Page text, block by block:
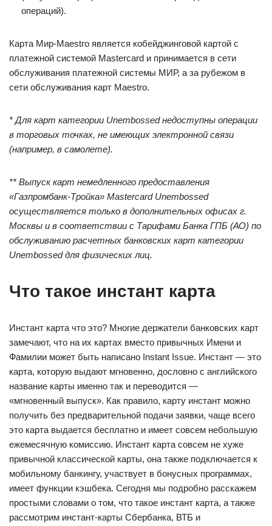
операций).
Карта Мир-Maestro является кобейджинговой картой с
платежной системой Mastercard и принимается в сети
обслуживания платежной системы МИР, а за рубежом в
сети обслуживания карт Maestro.
* Для карт категории Unembossed недоступны операции
в торговых точках, не имеющих электронной связи
(например, в самолете).
** Выпуск карт немедленного предоставления
«Газпромбанк-Тройка» Mastercard Unembossed
осуществляется только в дополнительных офисах г.
Москвы и в соответствии с Тарифами Банка ГПБ (АО) по
обслуживанию расчетных банковских карт категории
Unembossed для физических лиц.
Что такое инстант карта
Инстант карта что это? Многие держатели банковских карт
замечают, что на их картах вместо привычных Имени и
Фамилии может быть написано Instant Issue. Инстант — это
карта, которую выдают мгновенно, дословно с английского
название карты именно так и переводится —
«мгновенный выпуск». Как правило, карту инстант можно
получить без предварительной подачи заявки, чаще всего
это карта выдается бесплатно и имеет совсем небольшую
ежемесячную комиссию. Инстант карта совсем не хуже
привычной классической карты, она также подключается к
мобильному банкингу, участвует в бонусных программах,
имеет функции кэшбека. Сегодня мы подробно расскажем
простыми словами о том, что такое инстант карта, а также
рассмотрим инстант-карты Сбербанка, ВТБ и